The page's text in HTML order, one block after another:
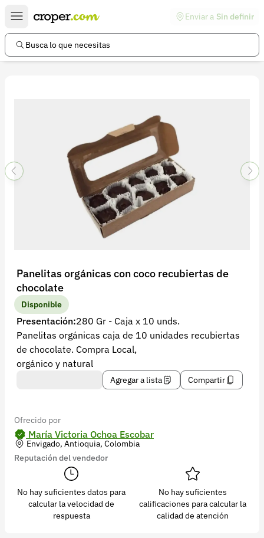
Enviar a Sin definir
Busca lo que necesitas
Panelitas orgánicas con coco recubiertas de
chocolate
Disponible
Presentación:280 Gr - Caja x 10 unds.
Panelitas orgánicas caja de 10 unidades recubiertas
de chocolate. Compra Local,
orgánico y natural
Agregar a lista Compartir
Ofrecido por
María Victoria Ochoa Escobar
Envigado, Antioquia, Colombia
Reputación del vendedor
No hay suficientes datos para
calcular la velocidad de
respuesta
No hay suficientes
calificaciones para calcular la
calidad de atención
Enlaces de interés
Preguntas frecuentes
Política de devoluciones
Política de privacidad
Recuperar contraseña
Contacto
Soporte
+57 323 2931928
contacto@croper.com
© 2026 Croper.com Todos los derechos reservados
Síguenos